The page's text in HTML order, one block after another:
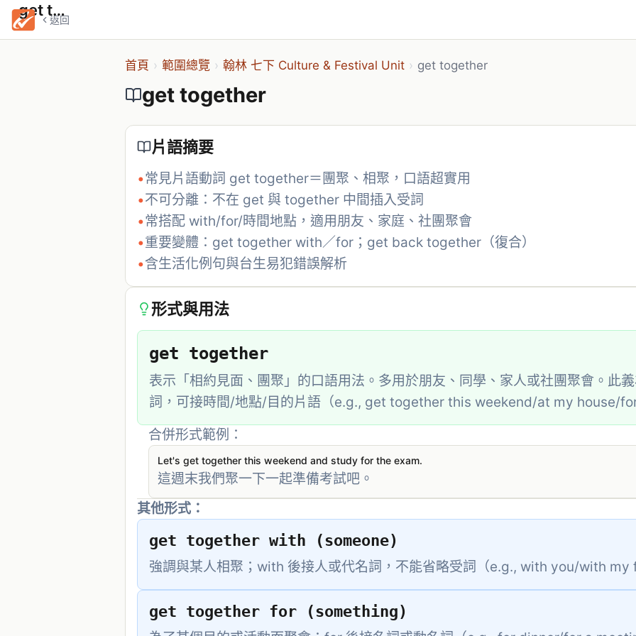
返回
get together
首頁 › 範圍總覽 › 翰林 七下 Culture & Festival Unit › get together
get together
片語摘要
•常見片語動詞 get together＝團聚、相聚，口語超實用
•不可分離：不在 get 與 together 中間插入受詞
•常搭配 with/for/時間地點，適用朋友、家庭、社團聚會
•重要變體：get together with／for；get back together（復合）
•含生活化例句與台生易犯錯誤解析
形式與用法
get together
表示「相約見面、團聚」的口語用法。多用於朋友、同學、家人或社團聚會。此
詞，可接時間/地點/目的片語（e.g., get together this weekend/at my house/
合併形式範例：
Let's get together this weekend and study for the exam.
這週末我們聚一下一起準備考試吧。
其他形式：
get together with (someone)
強調與某人相聚；with 後接人或代名詞，不能省略受詞（e.g., with you/with my
get together for (something)